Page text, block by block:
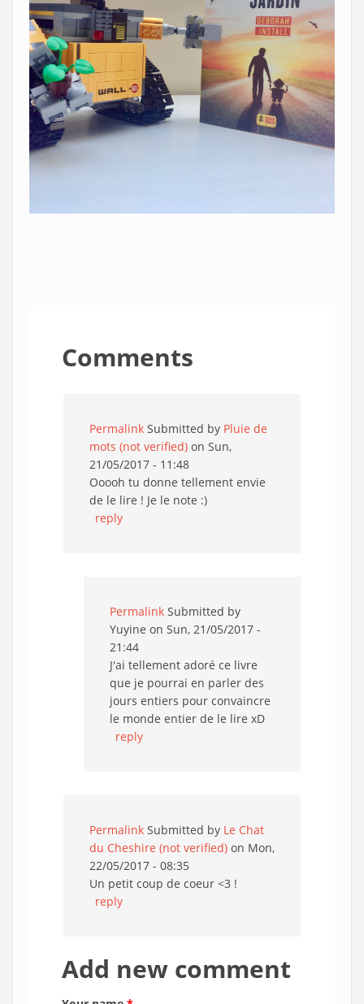
Comments
Permalink Submitted by Pluie de
mots (not verified) on Sun,
21/05/2017 - 11:48
Ooooh tu donne tellement envie
de le lire ! Je le note :)
reply
Permalink Submitted by
Yuyine on Sun, 21/05/2017 -
21:44
J'ai tellement adoré ce livre
que je pourrai en parler des
jours entiers pour convaincre
le monde entier de le lire xD
reply
Permalink Submitted by Le Chat
du Cheshire (not verified) on Mon,
22/05/2017 - 08:35
Un petit coup de coeur <3 !
reply
Add new comment